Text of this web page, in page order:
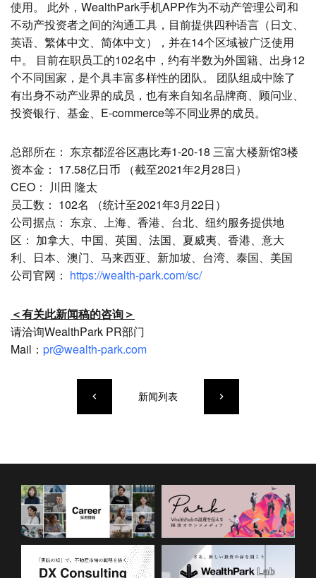
使用。 此外，WealthPark手机APP作为不动产管理公司和
不动产投资者之间的沟通工具，目前提供四种语言（日文、
英语、繁体中文、简体中文），并在14个区域被广泛使用
中。 目前在职员工的102名中，约有半数为外国籍、出身12
个不同国家，是个具丰富多样性的团队。 团队组成中除了
有出身不动产业界的成员，也有来自知名品牌商、顾问业、
投资银行、基金、E-commerce等不同业界的成员。
总部所在： 东京都涩谷区惠比寿1-20-18 三富大楼新馆3楼
资本金： 17.58亿日币 （截至2021年2月28日）
CEO： 川田 隆太
员工数： 102名 （统计至2021年3月22日）
公司据点： 东京、上海、香港、台北、纽约服务提供地
区： 加拿大、中国、英国、法国、夏威夷、香港、意大
利、日本、澳门、马来西亚、新加坡、台湾、泰国、美国
公司官网： https://wealth-park.com/sc/
＜有关此新闻稿的咨询＞
请洽询WealthPark PR部门
Mail： pr@wealth-park.com
keyboard_arrow_left 新闻列表 keyboard_arrow_right